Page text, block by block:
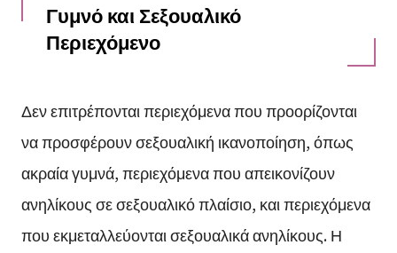
Γυμνό και Σεξουαλικό
Περιεχόμενο
Δεν επιτρέπονται περιεχόμενα που προορίζονται
να προσφέρουν σεξουαλική ικανοποίηση, όπως
ακραία γυμνά, περιεχόμενα που απεικονίζουν
ανηλίκους σε σεξουαλικό πλαίσιο, και περιεχόμενα
που εκμεταλλεύονται σεξουαλικά ανηλίκους. Η